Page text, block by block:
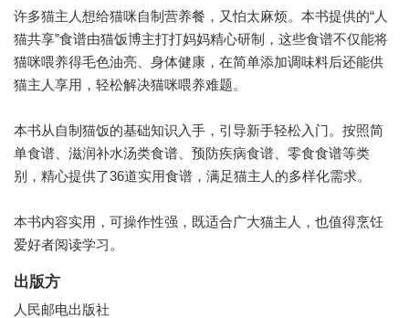
许多猫主人想给猫咪自制营养餐，又怕太麻烦。本书提供的“人
猫共享”食谱由猫饭博主打打妈妈精心研制，这些食谱不仅能将
猫咪喂养得毛色油亮、身体健康，在简单添加调味料后还能供
猫主人享用，轻松解决猫咪喂养难题。
本书从自制猫饭的基础知识入手，引导新手轻松入门。按照简
单食谱、滋润补水汤类食谱、预防疾病食谱、零食食谱等类
别，精心提供了36道实用食谱，满足猫主人的多样化需求。
本书内容实用，可操作性强，既适合广大猫主人，也值得烹饪
爱好者阅读学习。
出版方
人民邮电出版社